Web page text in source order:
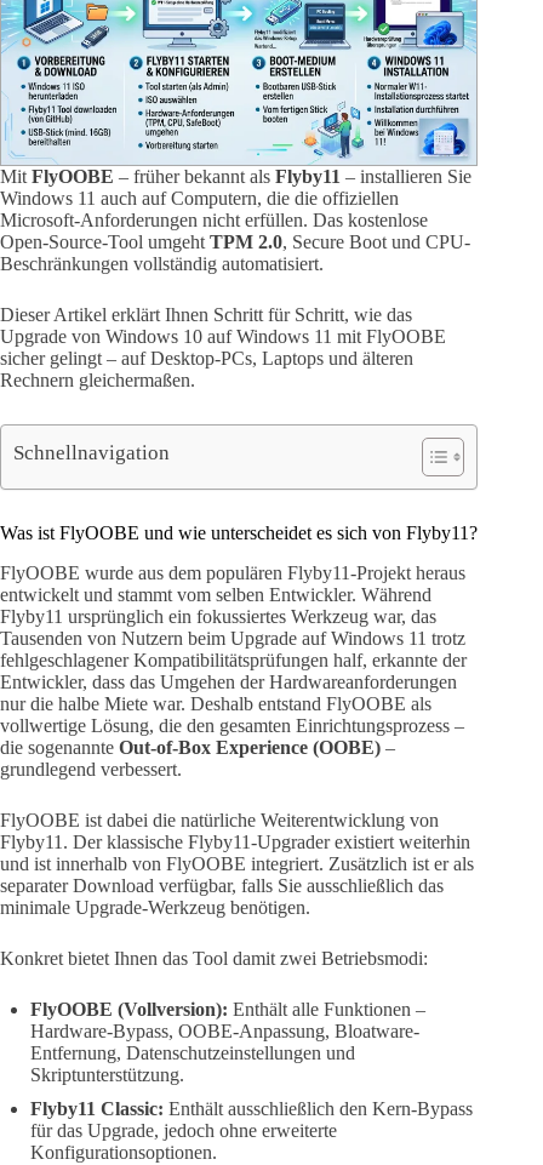
Mit FlyOOBE – früher bekannt als Flyby11 – installieren Sie
Windows 11 auch auf Computern, die die offiziellen
Microsoft-Anforderungen nicht erfüllen. Das kostenlose
Open-Source-Tool umgeht TPM 2.0, Secure Boot und CPU-
Beschränkungen vollständig automatisiert.
Dieser Artikel erklärt Ihnen Schritt für Schritt, wie das
Upgrade von Windows 10 auf Windows 11 mit FlyOOBE
sicher gelingt – auf Desktop-PCs, Laptops und älteren
Rechnern gleichermaßen.
Schnellnavigation
Was ist FlyOOBE und wie unterscheidet es sich von Flyby11?
FlyOOBE wurde aus dem populären Flyby11-Projekt heraus
entwickelt und stammt vom selben Entwickler. Während
Flyby11 ursprünglich ein fokussiertes Werkzeug war, das
Tausenden von Nutzern beim Upgrade auf Windows 11 trotz
fehlgeschlagener Kompatibilitätsprüfungen half, erkannte der
Entwickler, dass das Umgehen der Hardwareanforderungen
nur die halbe Miete war. Deshalb entstand FlyOOBE als
vollwertige Lösung, die den gesamten Einrichtungsprozess –
die sogenannte Out-of-Box Experience (OOBE) –
grundlegend verbessert.
FlyOOBE ist dabei die natürliche Weiterentwicklung von
Flyby11. Der klassische Flyby11-Upgrader existiert weiterhin
und ist innerhalb von FlyOOBE integriert. Zusätzlich ist er als
separater Download verfügbar, falls Sie ausschließlich das
minimale Upgrade-Werkzeug benötigen.
Konkret bietet Ihnen das Tool damit zwei Betriebsmodi:
FlyOOBE (Vollversion): Enthält alle Funktionen –
Hardware-Bypass, OOBE-Anpassung, Bloatware-
Entfernung, Datenschutzeinstellungen und
Skriptunterstützung.
Flyby11 Classic: Enthält ausschließlich den Kern-Bypass
für das Upgrade, jedoch ohne erweiterte
Konfigurationsoptionen.